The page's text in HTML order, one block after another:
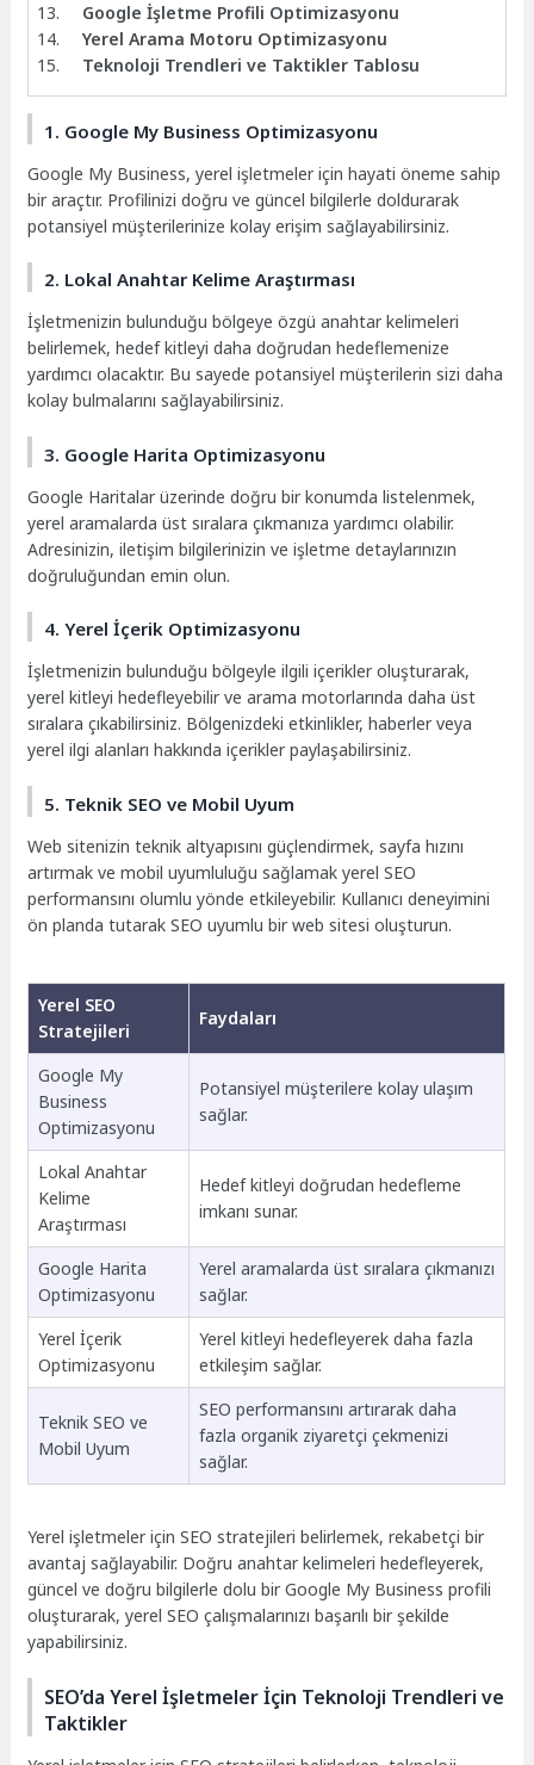
Google İşletme Profili Optimizasyonu
Yerel Arama Motoru Optimizasyonu
Teknoloji Trendleri ve Taktikler Tablosu
1. Google My Business Optimizasyonu
Google My Business, yerel işletmeler için hayati öneme sahip
bir araçtır. Profilinizi doğru ve güncel bilgilerle doldurarak
potansiyel müşterilerinize kolay erişim sağlayabilirsiniz.
2. Lokal Anahtar Kelime Araştırması
İşletmenizin bulunduğu bölgeye özgü anahtar kelimeleri
belirlemek, hedef kitleyi daha doğrudan hedeflemenize
yardımcı olacaktır. Bu sayede potansiyel müşterilerin sizi daha
kolay bulmalarını sağlayabilirsiniz.
3. Google Harita Optimizasyonu
Google Haritalar üzerinde doğru bir konumda listelenmek,
yerel aramalarda üst sıralara çıkmanıza yardımcı olabilir.
Adresinizin, iletişim bilgilerinizin ve işletme detaylarınızın
doğruluğundan emin olun.
4. Yerel İçerik Optimizasyonu
İşletmenizin bulunduğu bölgeyle ilgili içerikler oluşturarak,
yerel kitleyi hedefleyebilir ve arama motorlarında daha üst
sıralara çıkabilirsiniz. Bölgenizdeki etkinlikler, haberler veya
yerel ilgi alanları hakkında içerikler paylaşabilirsiniz.
5. Teknik SEO ve Mobil Uyum
Web sitenizin teknik altyapısını güçlendirmek, sayfa hızını
artırmak ve mobil uyumluluğu sağlamak yerel SEO
performansını olumlu yönde etkileyebilir. Kullanıcı deneyimini
ön planda tutarak SEO uyumlu bir web sitesi oluşturun.
Yerel SEO
Stratejileri
Faydaları
Google My
Business
Optimizasyonu
Potansiyel müşterilere kolay ulaşım
sağlar.
Lokal Anahtar
Kelime
Araştırması
Hedef kitleyi doğrudan hedefleme
imkanı sunar.
Google Harita
Optimizasyonu
Yerel aramalarda üst sıralara çıkmanızı
sağlar.
Yerel İçerik
Optimizasyonu
Yerel kitleyi hedefleyerek daha fazla
etkileşim sağlar.
Teknik SEO ve
Mobil Uyum
SEO performansını artırarak daha
fazla organik ziyaretçi çekmenizi
sağlar.
Yerel işletmeler için SEO stratejileri belirlemek, rekabetçi bir
avantaj sağlayabilir. Doğru anahtar kelimeleri hedefleyerek,
güncel ve doğru bilgilerle dolu bir Google My Business profili
oluşturarak, yerel SEO çalışmalarınızı başarılı bir şekilde
yapabilirsiniz.
SEO’da Yerel İşletmeler İçin Teknoloji Trendleri ve
Taktikler